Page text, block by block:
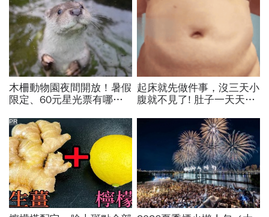
木柵動物園夜間開放！暑假
限定、60元星光票有哪些
間、門票、最佳遊園路線總
整理
起床就先做件事，沒三天小
腹就不見了! 肚子一天天變
PR